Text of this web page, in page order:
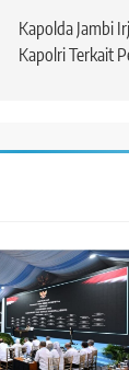
Kapolda Jambi
Kapolri Terkait